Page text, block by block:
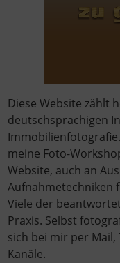
Diese Website zählt
deutschsprachigen
meine Foto-
Website, auch an
Aufnahmetechniken
Viele der
Praxis. Selbst
sich bei mir per
Kanäle.